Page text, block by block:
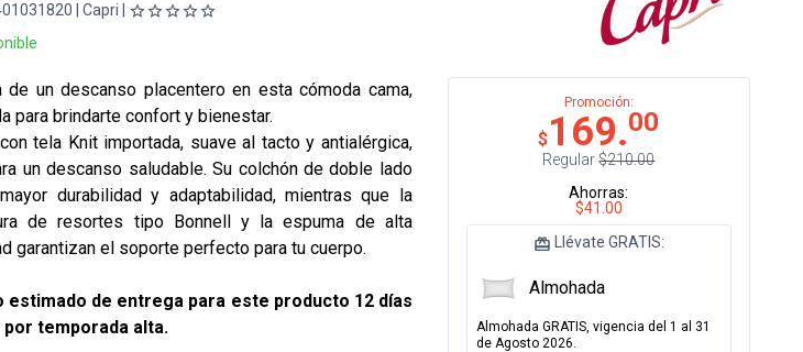
| Capri |
Promoción:
$169.00
Regular$210.00
Ahorras:
$41.00
Llévate GRATIS:
Almohada
Almohada GRATIS, vigencia del 1 al 31
de Agosto 2026.
de un descanso placentero en esta cómoda cama,
para brindarte confort y bienestar.
tela Knit importada, suave al tacto y antialérgica,
un descanso saludable. Su colchón de doble lado
durabilidad y adaptabilidad, mientras que la
de resortes tipo Bonnell y la espuma de alta
garantizan el soporte perfecto para tu cuerpo.
estimado de entrega para este producto 12 días
por temporada alta.